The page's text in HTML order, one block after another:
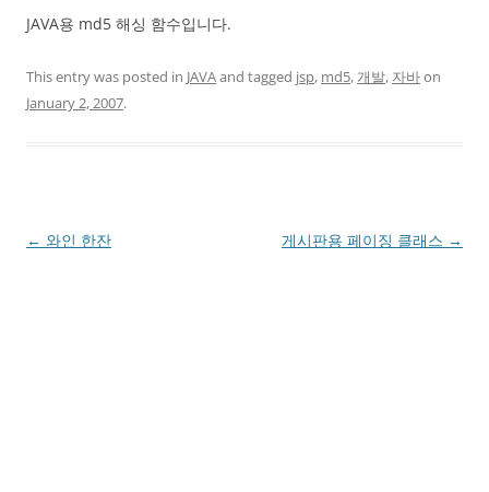
JAVA용 md5 해싱 함수입니다.
This entry was posted in JAVAand tagged jsp, md5,개발, 자바on
January 2, 2007.
Post
← 와인 한잔 게시판용 페이징 클래스 →